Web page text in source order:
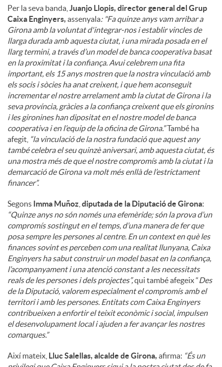
Per la seva banda, Juanjo Llopis, director general del Grup
Caixa Enginyers, assenyala: "Fa quinze anys vam arribar a
Girona amb la voluntat d'integrar-nos i establir vincles de
llarga durada amb aquesta ciutat, i una mirada posada en el
llarg termini, a través d’un model de banca cooperativa basat
en la proximitat i la confiança. Avui celebrem una fita
important, els 15 anys mostren que la nostra vinculació amb
els socis i sòcies ha anat creixent, i que hem aconseguit
incrementar el nostre arrelament amb la ciutat de Girona i la
seva província, gràcies a la confiança creixent que els gironins
i les gironines han dipositat en el nostre model de banca
cooperativa i en l’equip de la oficina de Girona.”També ha
afegit, “la vinculació de la nostra fundació que aquest any
també celebra el seu quinzè aniversari, amb aquesta ciutat, és
una mostra més de que el nostre compromís amb la ciutat i la
demarcació de Girona va molt més enllà de l’estrictament
financer”.
Segons Imma Muñoz diputada de la Diputació de Girona:
“Quinze anys no són només una efemèride; són la prova d’un
compromís sostingut en el temps, d’una manera de fer que
posa sempre les persones al centre. En un context en què les
finances sovint es perceben com una realitat llunyana, Caixa
Enginyers ha sabut construir un model basat en la confiança,
l’acompanyament i una atenció constant a les necessitats
reals de les persones i dels projectes”,qui també afegeix “Des
de la Diputació, valorem especialment el compromís amb el
territori i amb les persones. Entitats com Caixa Enginyers
contribueixen a enfortir el teixit econòmic i social, impulsen
el desenvolupament local i ajuden a fer avançar les nostres
comarques.”
Així mateix, Lluc Salellas, alcalde de Girona, afirma: “És un